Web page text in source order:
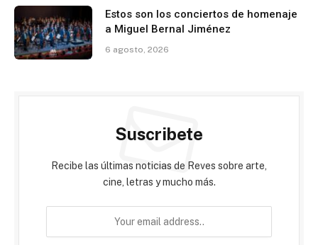
Estos son los conciertos de homenaje
a Miguel Bernal Jiménez
6 agosto, 2026
Suscribete
Recibe las últimas noticias de Reves sobre arte,
cine, letras y mucho más.